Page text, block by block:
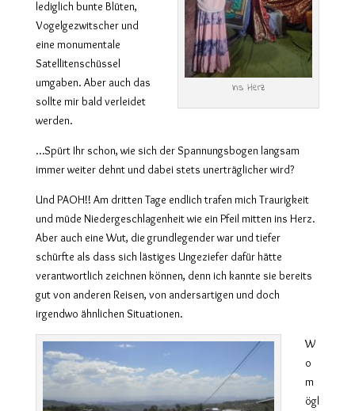
Ins Herz
lediglich bunte Blüten,
Vogelgezwitscher und
eine monumentale
Satellitenschüssel
umgaben. Aber auch das
sollte mir bald verleidet
werden.
…Spürt Ihr schon, wie sich der Spannungsbogen langsam
immer weiter dehnt und dabei stets unerträglicher wird?
Und PAOH!! Am dritten Tage endlich trafen mich Traurigkeit
und müde Niedergeschlagenheit wie ein Pfeil mitten ins Herz.
Aber auch eine Wut, die grundlegender war und tiefer
schürfte als dass sich lästiges Ungeziefer dafür hätte
verantwortlich zeichnen können, denn ich kannte sie bereits
gut von anderen Reisen, von andersartigen und doch
irgendwo ähnlichen Situationen.
W
o
m
ögl